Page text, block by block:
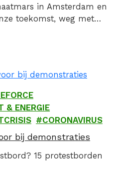
in Amsterdam en
toekomst, weg met
& ENERGIE
CORONAVIRUS
bij demonstraties
15 protestborden